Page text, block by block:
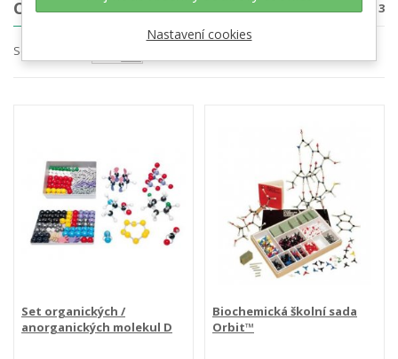
CHEMIE Počet produktů: 3
Seřadit podle
Set organických /
anorganických molekul D
Biochemická školní sada
Orbit™
Nastavení cookies